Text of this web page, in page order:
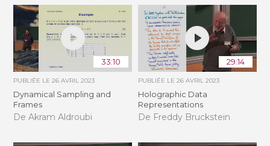
33:10
PUBLIÉE LE26 AVRIL 2023
Dynamical Sampling and
Frames
De Akram Aldroubi
29:14
PUBLIÉE LE 26 AVRIL 2023
Holographic Data
Representations
De Freddy Bruckstein